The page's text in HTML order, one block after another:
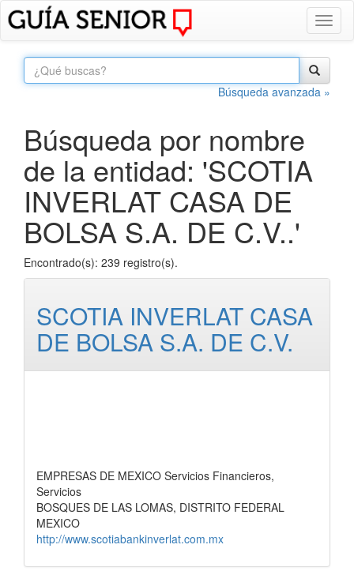
Búsqueda avanzada »
Búsqueda por nombre
de la entidad: 'SCOTIA
INVERLAT CASA DE
BOLSA S.A. DE C.V..'
Encontrado(s): 239 registro(s).
SCOTIA INVERLAT CASA
DE BOLSA S.A. DE C.V.
EMPRESAS DE MEXICO Servicios Financieros,
Servicios
BOSQUES DE LAS LOMAS, DISTRITO FEDERAL
MEXICO
http://www.scotiabankinverlat.com.mx